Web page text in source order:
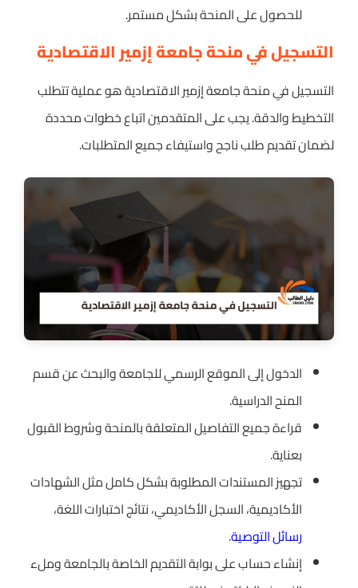
للحصول على المنحة بشكل مستمر.
التسجيل في منحة جامعة إزمير الاقتصادية
التسجيل في منحة جامعة إزمير الاقتصادية هو عملية تتطلب
التخطيط والدقة. يجب على المتقدمين اتباع خطوات محددة
لضمان تقديم طلب ناجح واستيفاء جميع المتطلبات.
الدخول إلى الموقع الرسمي للجامعة والبحث عن قسم
المنح الدراسية.
قراءة جميع التفاصيل المتعلقة بالمنحة وشروط القبول
بعناية.
تجهيز المستندات المطلوبة بشكل كامل مثل الشهادات
الأكاديمية، السجل الأكاديمي، نتائج اختبارات اللغة،
رسائل التوصية.
إنشاء حساب على بوابة التقديم الخاصة بالجامعة وملء